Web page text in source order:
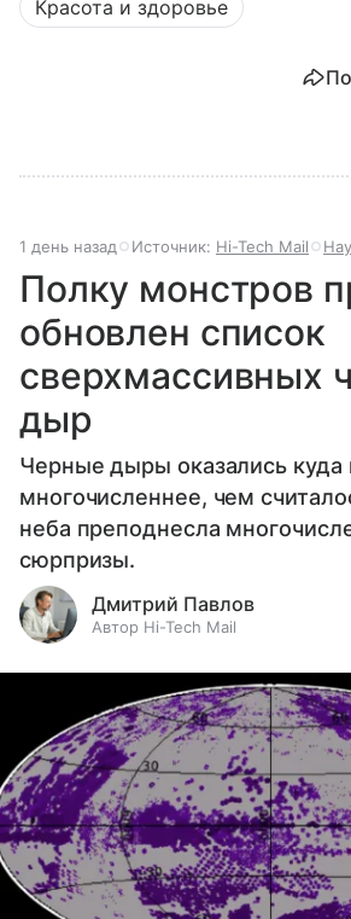
Красота и здоровье
1 день назад Источник: Hi-Tech Mail
Полку монстров
обновлен список
сверхмассивных
дыр
Черные дыры оказались куда
многочисленнее, чем
неба преподнесла
сюрпризы.
Дмитрий Павлов
Автор Hi-Tech Mail